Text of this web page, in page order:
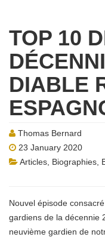
TOP 10
DIABLE
Thomas Bernard
23 January 2020
Articles Biographies
Nouvel épisode
gardiens de la décennie
neuvième gardien de